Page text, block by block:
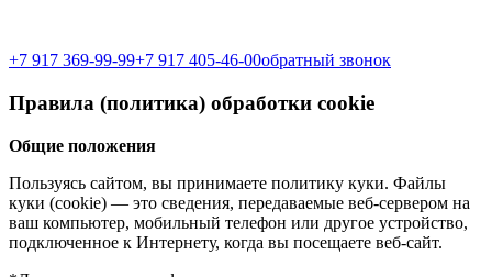
+7 917 369-99-99‎+7 917 405-46-00обратный звонок
Правила (политика) обработки cookie
Общие положения
Пользуясь сайтом, вы принимаете политику куки. Файлы
куки (cookie) — это сведения, передаваемые веб-сервером на
ваш компьютер, мобильный телефон или другое устройство,
подключенное к Интернету, когда вы посещаете веб-сайт.